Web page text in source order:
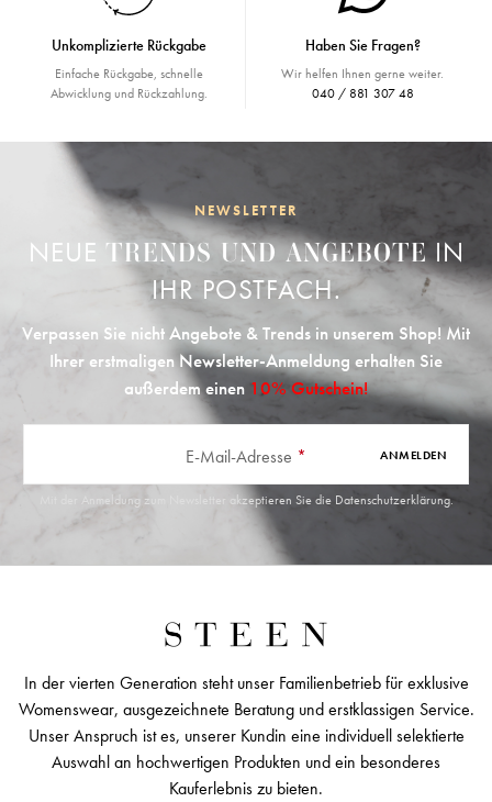
Unkomplizierte Rückgabe
Einfache Rückgabe, schnelle
Abwicklung und Rückzahlung.
Haben Sie Fragen?
Wir helfen Ihnen gerne weiter.
040 / 881 307 48
NEWSLETTER
NEUE TRENDS UND ANGEBOTEIN
IHR POSTFACH.
Verpassen Sie nicht Angebote & Trends in unserem Shop! Mit
Ihrer erstmaligen Newsletter-Anmeldung erhalten Sie
außerdem einen 10% Gutschein!
E-Mail-Adresse * ANMELDEN
Mit der Anmeldung zum Newsletter akzeptieren Sie die Datenschutzerklärung.
In der vierten Generation steht unser Familienbetrieb für exklusive
Womenswear, ausgezeichnete Beratung und erstklassigen Service.
Unser Anspruch ist es, unserer Kundin eine individuell selektierte
Auswahl an hochwertigen Produkten und ein besonderes
Kauferlebnis zu bieten.